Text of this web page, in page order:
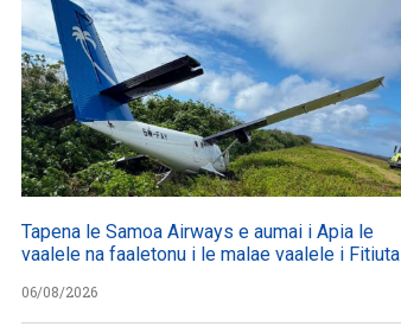
Tapena le Samoa Airways e aumai i Apia le
vaalele na faaletonu i le malae vaalele i Fitiuta
06/08/2026